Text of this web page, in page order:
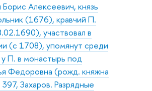
Борис Алексеевич, князь
(1676), кравчий П.
участвовал в
(с 1708), упомянут среди
П. в монастырь под
Федоровна (рожд. княжна
Захаров. Разрядные